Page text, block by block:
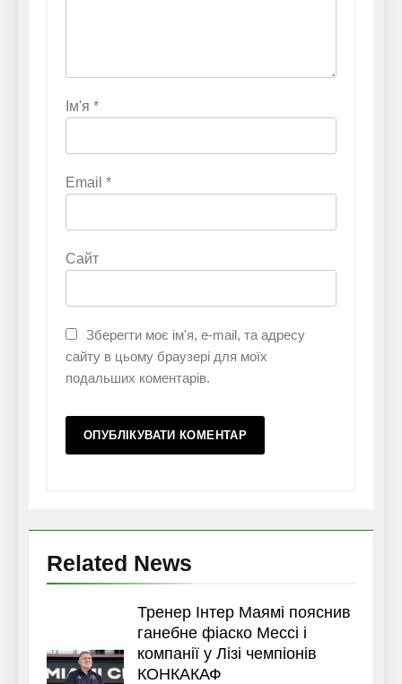
Ім'я *
Email *
Сайт
Зберегти моє ім'я, e-mail, та адресу
сайту в цьому браузері для моїх
подальших коментарів.
Related News
Тренер Інтер Маямі пояснив
ганебне фіаско Мессі і
компанії у Лізі чемпіонів
КОНКАКАФ